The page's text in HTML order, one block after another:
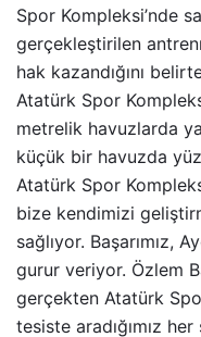
Spor Kompleksi’nde
gerçekleştirilen
hak kazandığını
Atatürk Spor
metrelik havuzlarda
küçük bir havuzda
Atatürk Spor
bize kendimizi
sağlıyor. Başarımız,
gurur veriyor. Özlem
gerçekten Atatürk
tesiste aradığımız